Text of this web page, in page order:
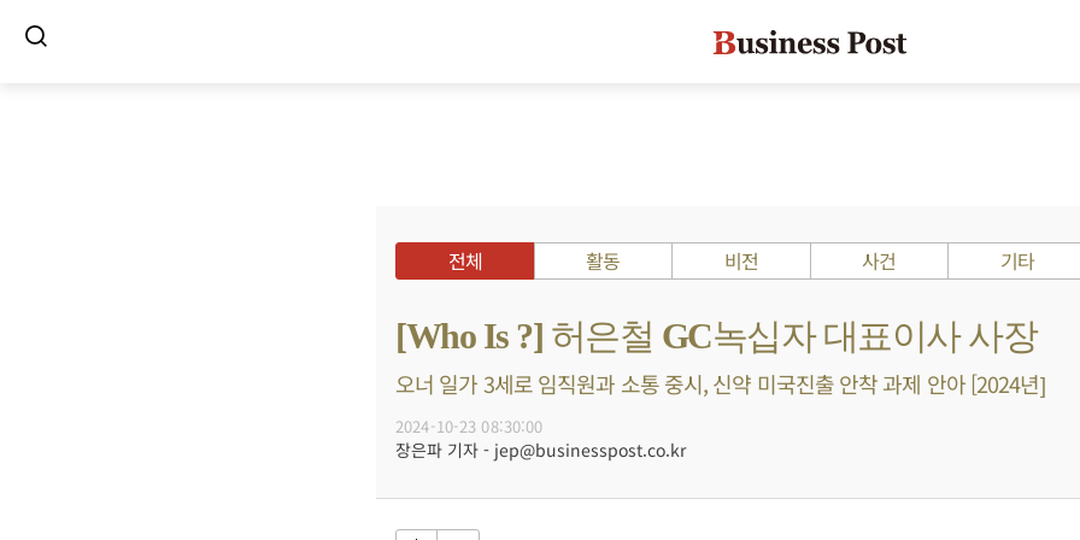
전체 활동 비전 사건 기타
[Who Is ?] 허은철 GC녹십자 대표이사 사장
오너 일가 3세로 임직원과 소통 중시, 신약 미국진출 안착 과제 안아 [2024년]
2024-10-23 08:30:00
장은파 기자 - jep@businesspost.co.kr